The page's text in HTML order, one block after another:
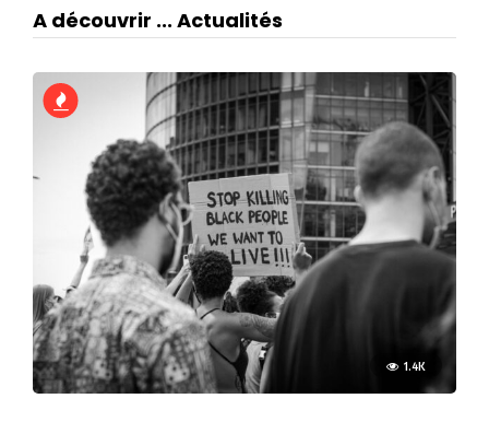
A découvrir ... Actualités
1.4K